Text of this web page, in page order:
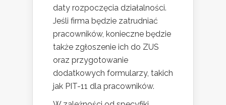
daty rozpoczęcia działalności.
Jeśli firma będzie zatrudniać
pracowników, konieczne będzie
także zgłoszenie ich do ZUS
oraz przygotowanie
dodatkowych formularzy, takich
jak PIT-11 dla pracowników.